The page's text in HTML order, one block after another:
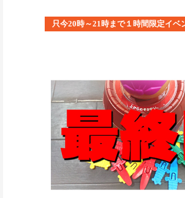
只今20時～21時まで１時間限定イベ